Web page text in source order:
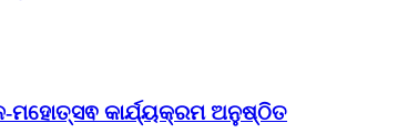
କାର୍ଯ୍ୟକ୍ରମ ଅନୁଷ୍ଠିତ